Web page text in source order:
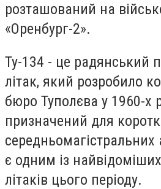
розташований на
«Оренбург-2».
Ту-134 - це радянський
літак, який розробило
бюро Туполєва у 1960-х
призначений для
середньомагістральних
є одним із
літаків цього періоду.